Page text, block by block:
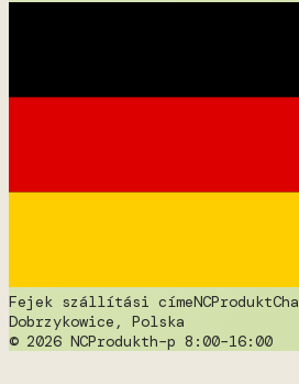
Fejek szállítási címeNCProdukt
Dobrzykowice, Polska
© 2026 NCProdukth–p 8:00–16:00